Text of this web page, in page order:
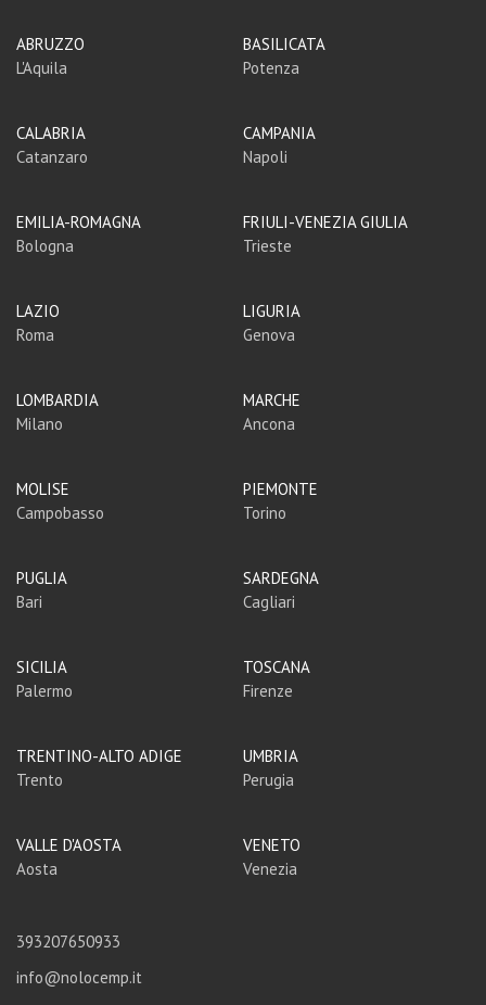
ABRUZZO
L'Aquila
BASILICATA
Potenza
CALABRIA
Catanzaro
CAMPANIA
Napoli
EMILIA-ROMAGNA
Bologna
FRIULI-VENEZIA GIULIA
Trieste
LAZIO
Roma
LIGURIA
Genova
LOMBARDIA
Milano
MARCHE
Ancona
MOLISE
Campobasso
PIEMONTE
Torino
PUGLIA
Bari
SARDEGNA
Cagliari
SICILIA
Palermo
TOSCANA
Firenze
TRENTINO-ALTO ADIGE
Trento
UMBRIA
Perugia
VALLE D'AOSTA
Aosta
VENETO
Venezia
393207650933
info@nolocemp.it